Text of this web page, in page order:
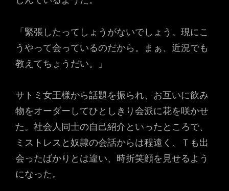
「緊張したってしょうがないでしょう。現にこ
うやって会っているのだから。まぁ、近況でも
教えてちょうだい。」
サトミ女王様から話題を振られ、お互いに飲み
物をオーダーしてひとしきり会派に花を咲かせ
た。社会人同士の自己紹介といったところで、
ミストレスと奴隷の会話からは程遠く、Ｔも出
会ったばかりとは違い、時折笑顔を見せるよう
になった。